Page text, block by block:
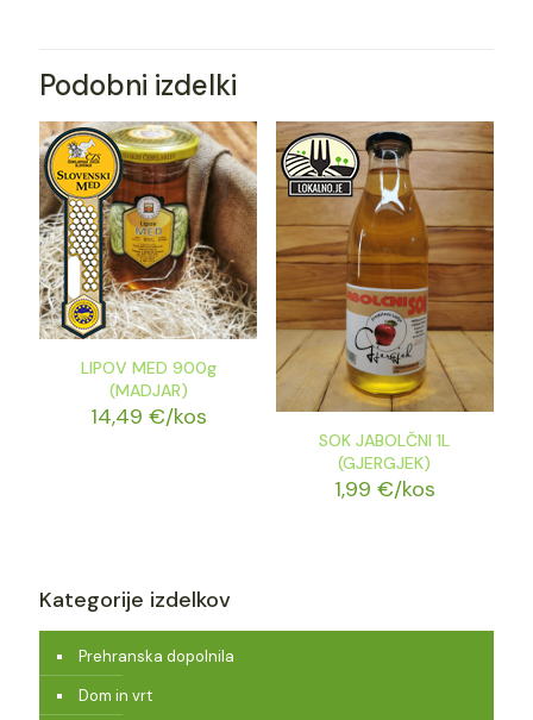
Podobni izdelki
LIPOV MED 900g
(MADJAR)
14,49 €/kos
SOK JABOLČNI 1L
(GJERGJEK)
1,99 €/kos
Kategorije izdelkov
Prehranska dopolnila
Dom in vrt